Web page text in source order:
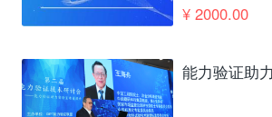
¥ 2000.00